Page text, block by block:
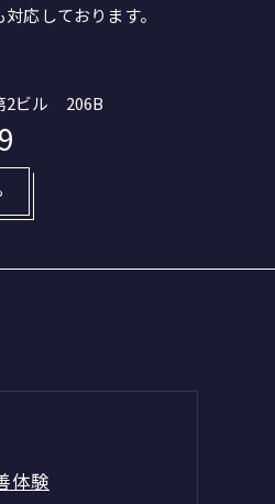
応しております。
2ビル 206B
体験